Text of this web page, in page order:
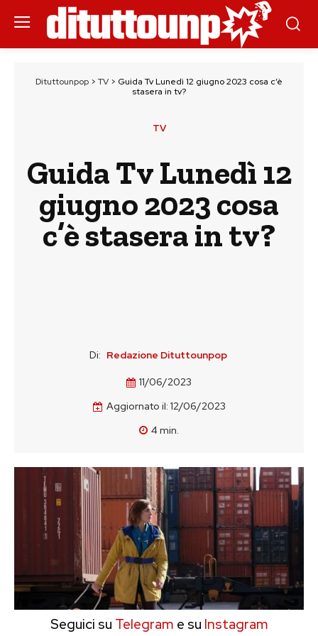
Dituttounpop > TV > Guida Tv Lunedì 12 giugno 2023 cosa c’è
stasera in tv?
TV
Guida Tv Lunedì 12
giugno 2023 cosa
c’è stasera in tv?
Di: Redazione Dituttounpop
11/06/2023
Aggiornato il: 12/06/2023
4min.
Seguici su Telegram e su Instagram